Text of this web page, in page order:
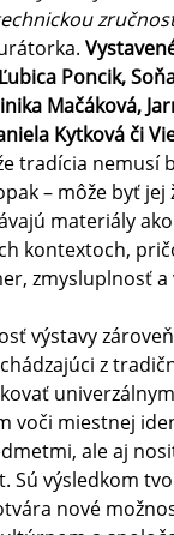
Poncik,
Mačáková,
Kytková či
tradícia nemusí
– môže byť
materiály
kontextoch,
zmysluplnosť
výstavy
z
voči miestnej
ale aj
Sú výsledkom
nové